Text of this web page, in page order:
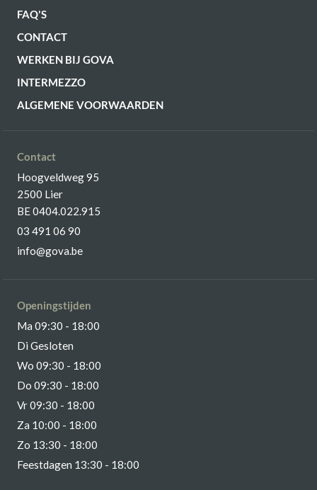
FAQ'S
CONTACT
WERKEN BIJ GOVA
INTERMEZZO
ALGEMENE VOORWAARDEN
Contact
Hoogveldweg 95
2500 Lier
BE 0404.022.915
03 491 06 90
info@gova.be
Openingstijden
Ma 09:30 - 18:00
Di Gesloten
Wo 09:30 - 18:00
Do 09:30 - 18:00
Vr 09:30 - 18:00
Za 10:00 - 18:00
Zo 13:30 - 18:00
Feestdagen 13:30 - 18:00